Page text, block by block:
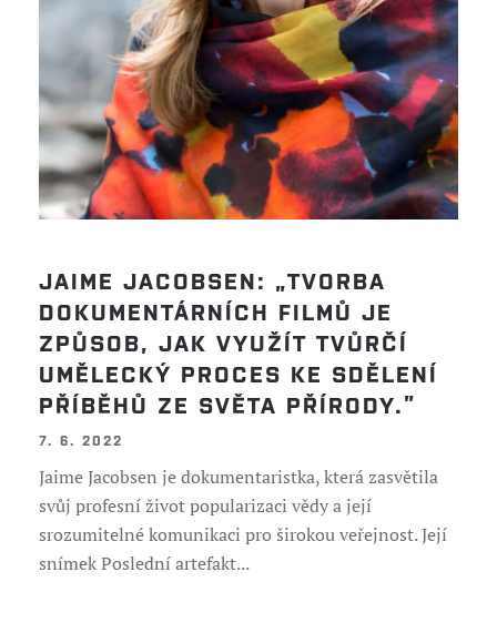
JAIME JACOBSEN: „TVORBA
DOKUMENTÁRNÍCH FILMŮ JE
ZPŮSOB, JAK VYUŽÍT TVŮRČÍ
UMĚLECKÝ PROCES KE SDĚLENÍ
PŘÍBĚHŮ ZE SVĚTA PŘÍRODY.”
7. 6. 2022
Jaime Jacobsen je dokumentaristka, která zasvětila
svůj profesní život popularizaci vědy a její
srozumitelné komunikaci pro širokou veřejnost. Její
snímek Poslední artefakt...